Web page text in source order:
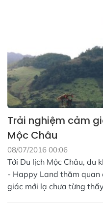
Trải nghiệm cảm
Mộc Châu
08/07/2016 00:06
Tới Du lịch Mộc Châu, du
- Happy Land thăm quan
giác mới lạ chưa từng